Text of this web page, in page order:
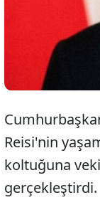
Reisi'nin
koltuğuna
gerçekleştirdi.